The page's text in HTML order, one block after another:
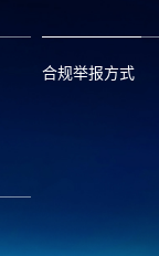
合规举报方式